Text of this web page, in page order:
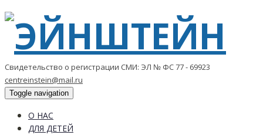
Свидетельство о регистрации СМИ: ЭЛ № ФС 77 - 69923
centreinstein@mail.ru
Toggle navigation
О НАС
ДЛЯ ДЕТЕЙ